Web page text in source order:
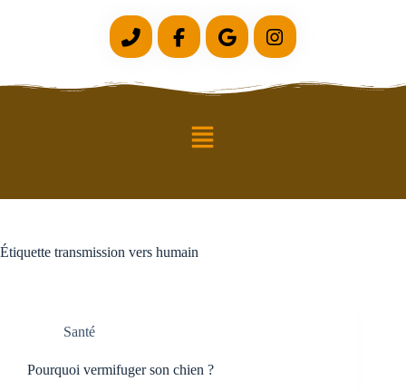
Étiquette transmission vers humain
Santé
Pourquoi vermifuger son chien ?